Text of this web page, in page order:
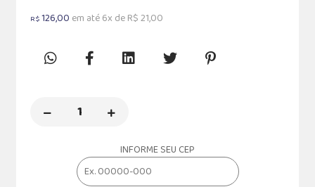
R$126,00 em até 6x de R$ 21,00
INFORME SEU CEP